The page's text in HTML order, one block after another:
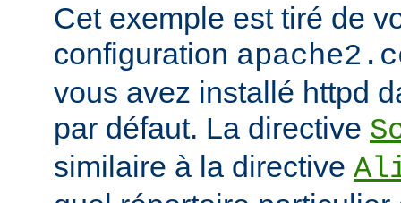
Cet exemple est tiré de
configuration
vous avez installé httpd
par défaut. La directive
similaire à la directive